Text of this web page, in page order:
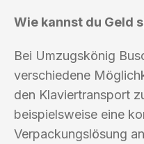
Wie kannst du Geld
Bei Umzugskönig
verschiedene
den Klaviertransport
beispielsweise eine
Verpackungslösung